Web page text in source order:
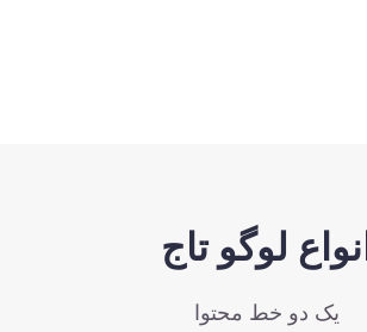
لوگو تاج
خط محتوا